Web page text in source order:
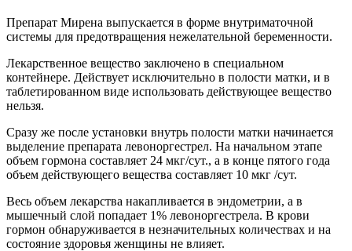
Препарат Мирена выпускается в форме внутриматочной
системы для предотвращения нежелательной беременности.
Лекарственное вещество заключено в специальном
контейнере. Действует исключительно в полости матки, и в
таблетированном виде использовать действующее вещество
нельзя.
Сразу же после установки внутрь полости матки начинается
выделение препарата левоноргестрел. На начальном этапе
объем гормона составляет 24 мкг/сут., а в конце пятого года
объем действующего вещества составляет 10 мкг /сут.
Весь объем лекарства накапливается в эндометрии, а в
мышечный слой попадает 1% левоноргестрела. В крови
гормон обнаруживается в незначительных количествах и на
состояние здоровья женщины не влияет.